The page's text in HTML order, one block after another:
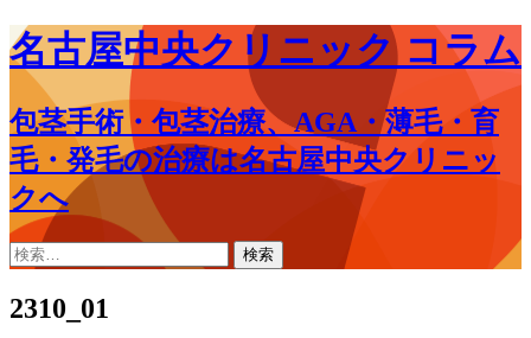
名古屋中央クリニック コラム
包茎手術・包茎治療、AGA・薄毛・育
毛・発毛の治療は名古屋中央クリニッ
クへ
コ
ン
テ
検
索:
2310_01